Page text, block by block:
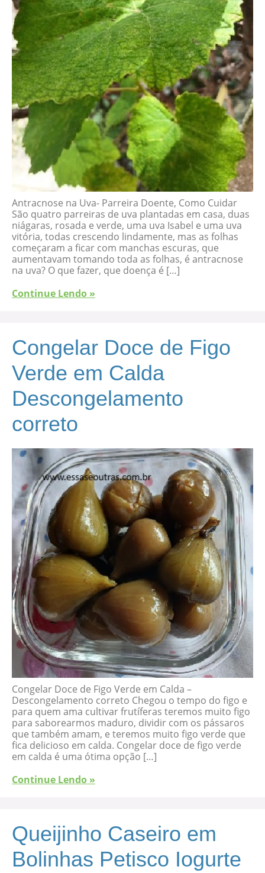
Antracnose na Uva- Parreira Doente, Como Cuidar
São quatro parreiras de uva plantadas em casa, duas
niágaras, rosada e verde, uma uva Isabel e uma uva
vitória, todas crescendo lindamente, mas as folhas
começaram a ficar com manchas escuras, que
aumentavam tomando toda as folhas, é antracnose
na uva? O que fazer, que doença é […]
Continue Lendo »
Congelar Doce de Figo
Verde em Calda
Descongelamento
correto
Congelar Doce de Figo Verde em Calda –
Descongelamento correto Chegou o tempo do figo e
para quem ama cultivar frutíferas teremos muito figo
para saborearmos maduro, dividir com os pássaros
que também amam, e teremos muito figo verde que
fica delicioso em calda. Congelar doce de figo verde
em calda é uma ótima opção […]
Continue Lendo »
Queijinho Caseiro em
Bolinhas Petisco Iogurte